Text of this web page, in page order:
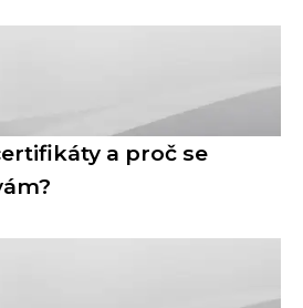
a proč se